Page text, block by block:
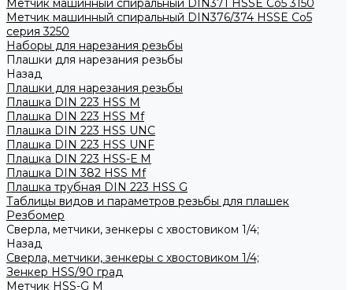
Метчик машинный спиральный DIN371 HSSE Co5 3150
Метчик машинный спиральный DIN376/374 HSSE Co5
серия 3250
Наборы для нарезания резьбы
Плашки для нарезания резьбы
Назад
Плашки для нарезания резьбы
Плашка DIN 223 HSS M
Плашка DIN 223 HSS Mf
Плашка DIN 223 HSS UNC
Плашка DIN 223 HSS UNF
Плашка DIN 223 HSS-Е M
Плашка DIN 382 HSS Mf
Плашка трубная DIN 223 HSS G
Таблицы видов и параметров резьбы для плашек
Резбомер
Сверла, метчики, зенкеры с хвостовиком 1/4;
Назад
Сверла, метчики, зенкеры с хвостовиком 1/4;
Зенкер HSS/90 град
Метчик HSS-G М